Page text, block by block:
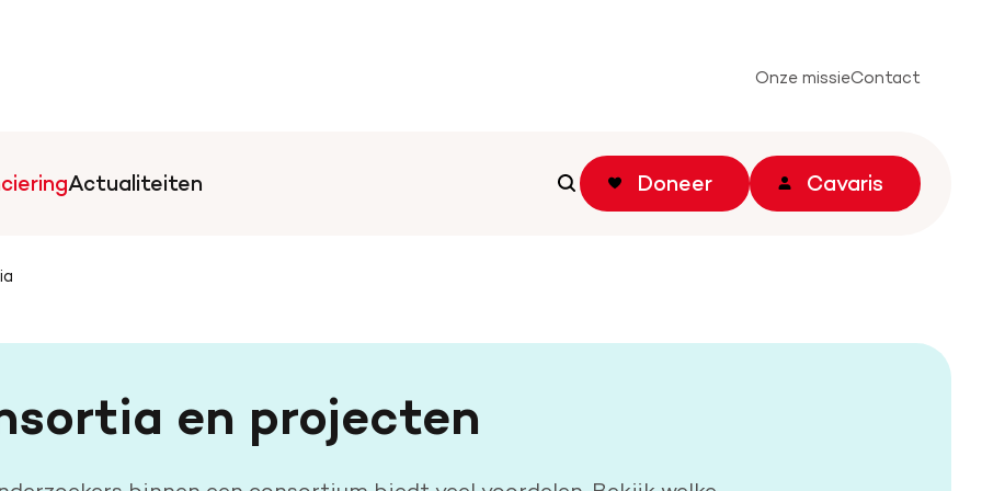
Onze missieContact
Actualiteiten
Zoeken
Doneer Cavaris
en projecten